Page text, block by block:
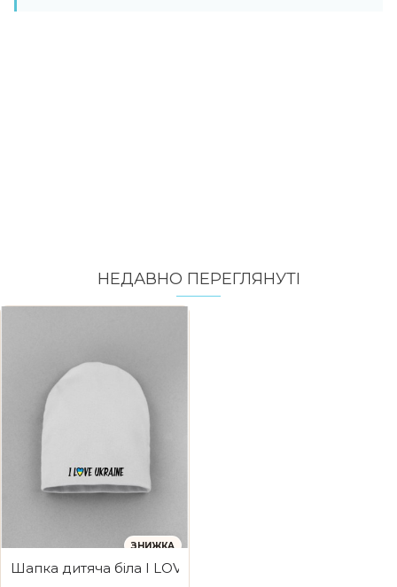
НЕДАВНО ПЕРЕГЛЯНУТI
ЗНИЖКА
Шапка дитяча біла I LOVE UKRAINE